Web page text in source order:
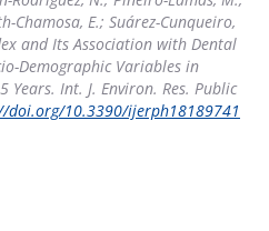
Chamosa, E.; Suárez-Cunqueiro,
and Its Association with Dental
Demographic Variables in
Years. Int. J. Environ. Res. Public
doi.org/10.3390/ijerph18189741